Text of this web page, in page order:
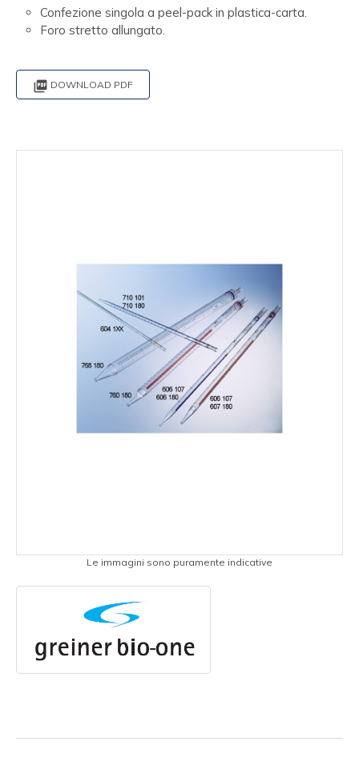
Confezione singola a peel-pack in plastica-carta.
Foro stretto allungato.
 DOWNLOAD PDF
Le immagini sono puramente indicative